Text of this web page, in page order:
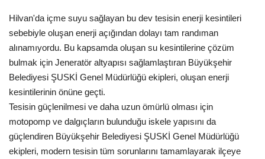
Tekno Bilim
Ekonomi
Galeriler
Siyaset
Künye
Hilvan'da içme suyu sağlayan bu dev tesisin enerji kesintileri
sebebiyle oluşan enerji açığından dolayı tam randıman
alınamıyordu. Bu kapsamda oluşan su kesintilerine çözüm
bulmak için Jeneratör altyapısı sağlamlaştıran Büyükşehir
Belediyesi ŞUSKİ Genel Müdürlüğü ekipleri, oluşan enerji
kesintilerinin önüne geçti.
Tesisin güçlenilmesi ve daha uzun ömürlü olması için
motopomp ve dalgıçların bulunduğu iskele yapısını da
güçlendiren Büyükşehir Belediyesi ŞUSKİ Genel Müdürlüğü
ekipleri, modern tesisin tüm sorunlarını tamamlayarak ilçeye